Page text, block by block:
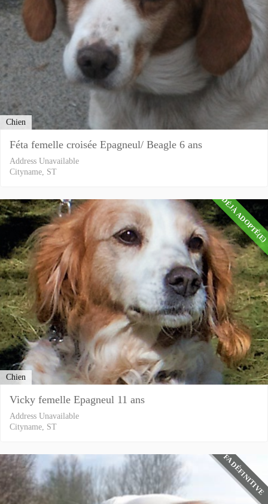
Chien
Féta femelle croisée Epagneul/ Beagle 6 ans
Address Unavailable
Cityname, ST
DÉJÀ ADOPTÉ(E)
Chien
Vicky femelle Epagneul 11 ans
Address Unavailable
Cityname, ST
FA DÉFINITIVE